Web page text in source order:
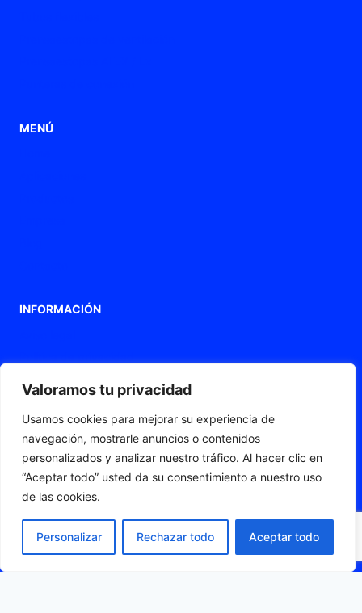
Valoramos tu privacidad
Usamos cookies para mejorar su experiencia de
navegación, mostrarle anuncios o contenidos
personalizados y analizar nuestro tráfico. Al hacer clic en
“Aceptar todo” usted da su consentimiento a nuestro uso
de las cookies.
Personalizar Rechazar todo Aceptar todo
MENÚ
INFORMACIÓN
Declaración de accesibilidad
Mapa web
© 2026 Fleximat